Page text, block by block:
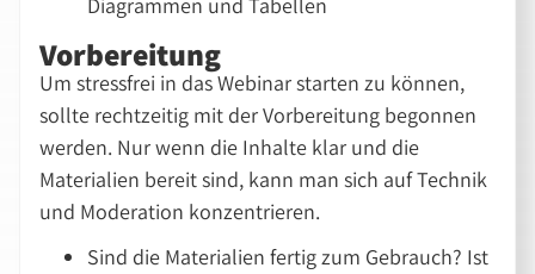
Vorbereitung
Um stressfrei in das Webinar starten zu können,
sollte rechtzeitig mit der Vorbereitung begonnen
werden. Nur wenn die Inhalte klar und die
Materialien bereit sind, kann man sich auf Technik
und Moderation konzentrieren.
Sind die Materialien fertig zum Gebrauch? Ist